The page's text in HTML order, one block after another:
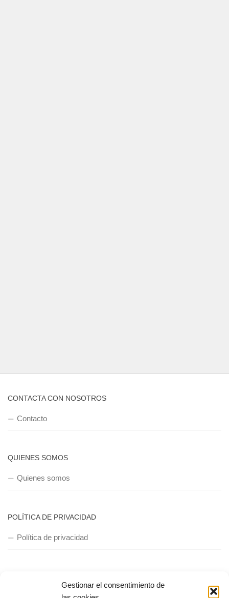
Gestionar el consentimiento de
CONTACTA CON NOSOTROS
Contacto
QUIENES SOMOS
Quienes somos
POLÍTICA DE PRIVACIDAD
Política de privacidad